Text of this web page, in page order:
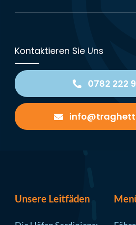
Kontaktieren Sie Uns
0782 222
Unsere Leitfäden